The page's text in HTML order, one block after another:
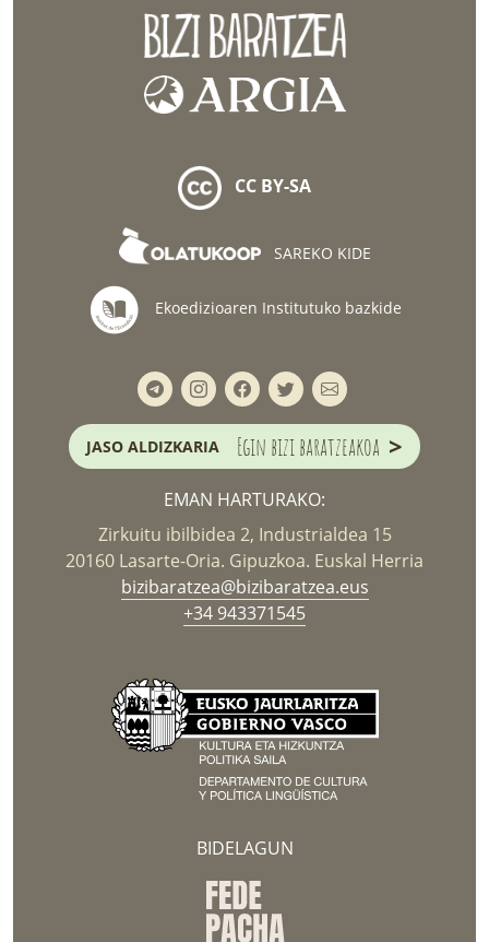
CC BY-SA
SAREKO KIDE
Ekoedizioaren Institutuko bazkide
JASO ALDIZKARIA Egin bizi baratzeakoa >
EMAN HARTURAKO:
Zirkuitu ibilbidea 2, Industrialdea 15
20160 Lasarte-Oria. Gipuzkoa. Euskal Herria
bizibaratzea@bizibaratzea.eus
+34 943371545
BIDELAGUN